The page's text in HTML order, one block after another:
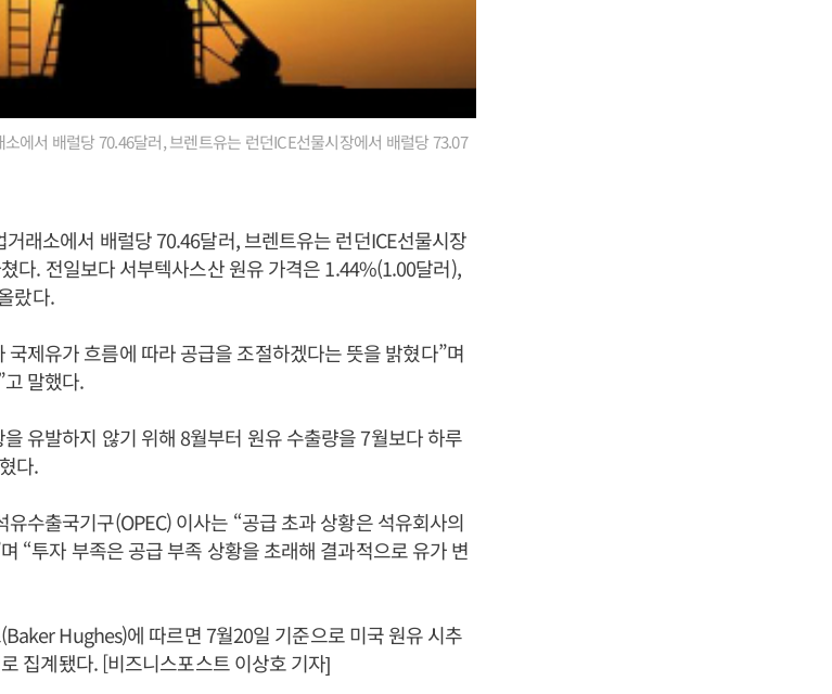
에서 배럴당 70.46달러, 브렌트유는 런던ICE선물시장에서 배럴당 73.07
래소에서 배럴당 70.46달러, 브렌트유는 런던ICE선물시장
다. 전일보다 서부텍사스산 원유 가격은 1.44%(1.00달러),
랐다.
제유가 흐름에 따라 공급을 조절하겠다는 뜻을 밝혔다”며
말했다.
유발하지 않기 위해 8월부터 원유 수출량을 7월보다 하루
다.
수출국기구(OPEC) 이사는 “공급 초과 상황은 석유회사의
“투자 부족은 공급 부족 상황을 초래해 결과적으로 유가 변
Hughes)에 따르면 7월20일 기준으로 미국 원유 시추
집계됐다. [비즈니스포스트 이상호 기자]